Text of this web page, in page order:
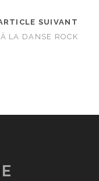
SUIVANT
LA DANSE ROCK